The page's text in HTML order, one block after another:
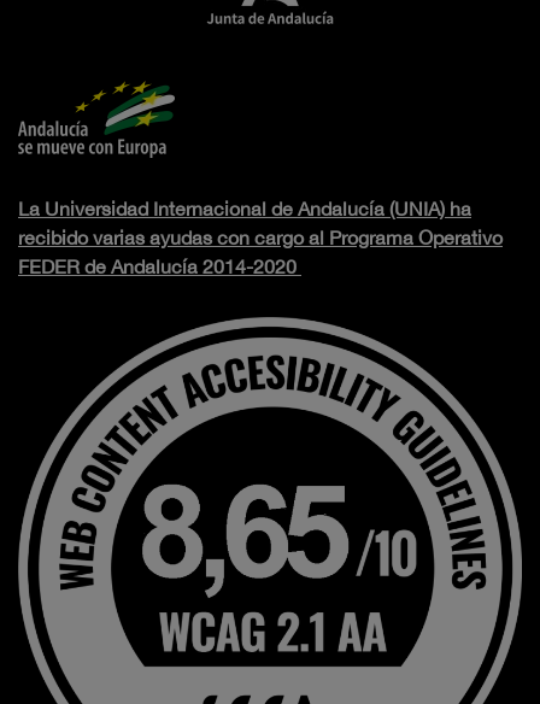
La Universidad Internacional de Andalucía (UNIA) ha
recibido varias ayudas con cargo al Programa Operativo
FEDER de Andalucía 2014-2020